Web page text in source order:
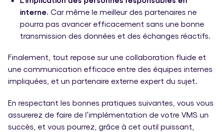
interne . Car même le meilleur des partenaires ne
pourra pas avancer efficacement sans une bonne
transmission des données et des échanges réactifs.
Finalement, tout repose sur une collaboration fluide et
une communication efficace entre des équipes internes
impliquées, et un partenaire externe expert du sujet.
En respectant les bonnes pratiques suivantes, vous vous
assurerez de faire de l’implémentation de votre VMS un
succès, et vous pourrez, grâce à cet outil puissant,